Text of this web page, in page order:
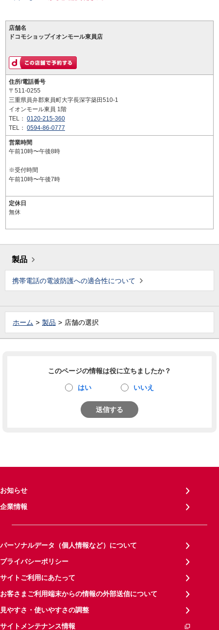
店舗名
ドコモショップイオンモール東員店
住所/電話番号
〒511-0255
三重県員弁郡東員町大字長深字築田510-1
イオンモール東員 1階
TEL： 0120-215-360
TEL： 0594-86-0777
営業時間
午前10時〜午後8時
※受付時間
午前10時〜午後7時
定休日
無休
製品
携帯電話の電波防護への適合性について
ホーム 製品 店舗の選択
このページの情報は役に立ちましたか？
はい いいえ
送信する
お知らせ
企業情報
パーソナルデータ（個人情報など）について
プライバシーポリシー
サイトご利用にあたって
お客さまご利用端末からの情報の外部送信について
見やすさ・使いやすさの調整
サイトメンテナンス情報